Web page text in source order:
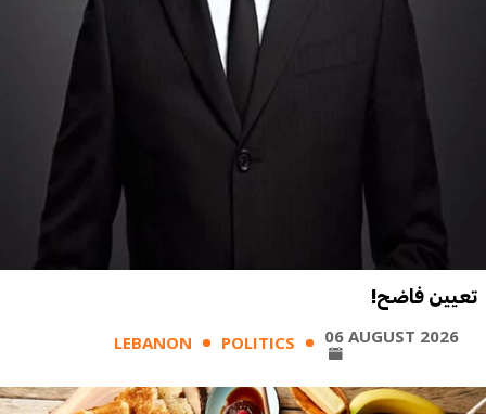
تعيين فاضح!
LEBANON POLITICS 06 AUGUST 2026